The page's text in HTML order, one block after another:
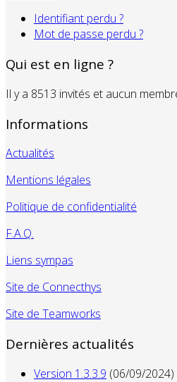
Identifiant perdu ?
Mot de passe perdu ?
Qui est en ligne ?
Il y a 8513 invités et aucun
Informations
Actualités
Mentions légales
Politique de confidentialité
F.A.Q.
Liens sympas
Site de Connecthys
Site de Teamworks
Dernières actualités
Version 1.3.3.9 (06/09/2024)